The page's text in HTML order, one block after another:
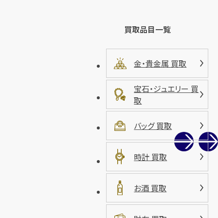
買取品目一覧
金・貴金属 買取
宝石・ジュエリー 買
取
バッグ 買取
時計 買取
お酒 買取